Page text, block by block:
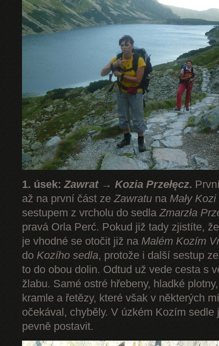
1. úsek:Zawrat → Kozia Przełęcz.
až na první část zeZawratu naMały Kozi
sestupem z vrcholu do sedlaZmarzła
pravá Orla Perć. Pokud již tady zjistíte,
je vhodné se otočit již na Malém Kozím
do Kozího sedla, protože i další sestup
to do obou dolin. Odtud už vede cesta s
žlabu. Samé ostré hřebeny, hladké
kramle a řetězy, které však v některých
očekával, chyběly. V úzkém Kozím sedle
pevně postavit.